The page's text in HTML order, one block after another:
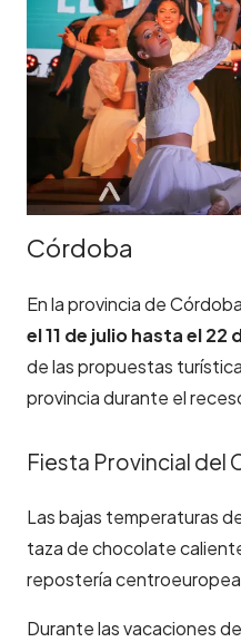
Córdoba
En la provincia de
el 11 de julio hasta el 22
de las propuestas
provincia durante el
Fiesta Provincial del
Las bajas temperaturas
taza de chocolate
repostería
Durante las vacaciones